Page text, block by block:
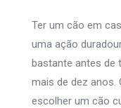
Ter um cão em
uma ação
bastante antes de
mais de dez anos.
escolher um cão